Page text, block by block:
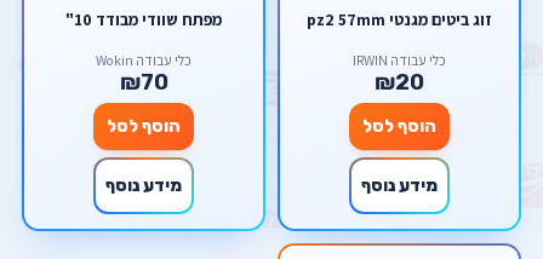
זוג ביטים מגנטי pz2 57mm
כלי עבודה IRWIN
₪20
הוסף לסל
מידע נוסף
מפתח שוודי מבודד 10"
כלי עבודה Wokin
₪70
הוסף לסל
מידע נוסף